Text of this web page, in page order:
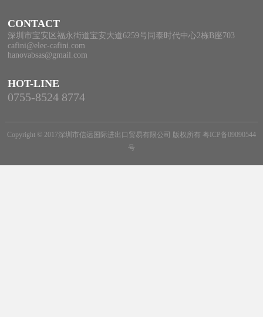
CONTACT
深圳市宝安区福永街道宝安大道6259号同泰时代中心2栋B座703
cafini@elec-cafini.com
hanovabsas@gmail.com
HOT-LINE
0755-8524 8774
Copyright © 2017深圳市信远国际进出口贸易有限公司 版权所有 粤ICP备09090544
号